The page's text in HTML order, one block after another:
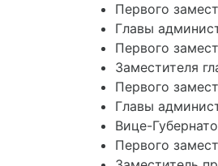
Первого
Главы
Первого
Заместителя
Первого
Главы
Вице-
Первого